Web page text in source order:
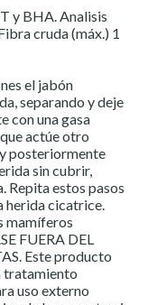
y BHA. Analisis
cruda (máx.) 1
el jabón
separando y deje
con una gasa
actúe otro
posteriormente
sin cubrir,
Repita estos pasos
herida cicatrice.
mamíferos
FUERA DEL
Este producto
tratamiento
uso externo